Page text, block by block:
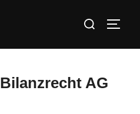
Bilanzrecht AG